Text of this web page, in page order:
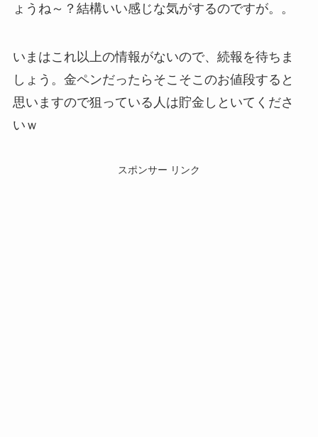
ょうね～？結構いい感じな気がするのですが。。
いまはこれ以上の情報がないので、続報を待ちま
しょう。金ペンだったらそこそこのお値段すると
思いますので狙っている人は貯金しといてくださ
いｗ
スポンサー リンク